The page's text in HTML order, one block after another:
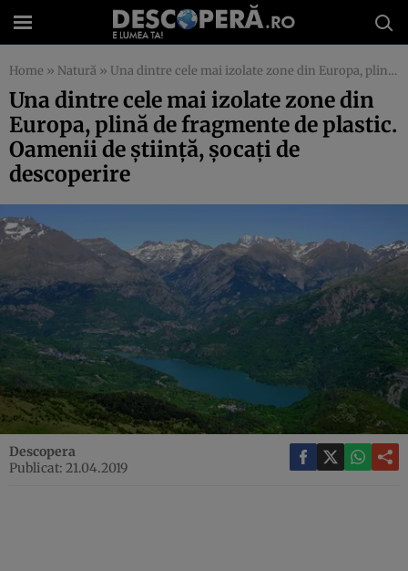
Home » Natură » Una dintre cele mai izolate zone din Europa, plină de fragmente de plastic. Oamenii de ştiinţă, şocaţi de descoperire
Una dintre cele mai izolate zone din
Europa, plină de fragmente de plastic.
Oamenii de ştiinţă, şocaţi de
descoperire
Descopera
Publicat: 21.04.2019